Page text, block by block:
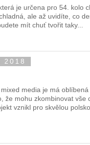
je určena pro 54. kolo
ale až uvidíte, co
mít chuť tvořit taky...
2018
mixed media je má
že mohu zkombinovat vše
vznikl pro skvělou